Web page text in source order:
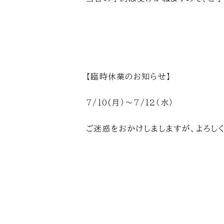
【臨時休業のお知らせ】
7/10(月）～7/12（水）
ご迷惑をおかけしましますが、よろし